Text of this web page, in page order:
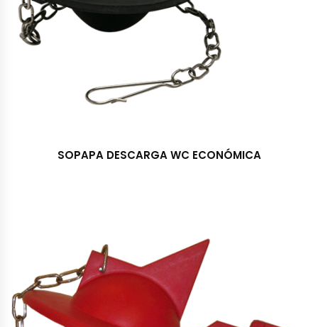
SOPAPA DESCARGA WC ECONÓMICA